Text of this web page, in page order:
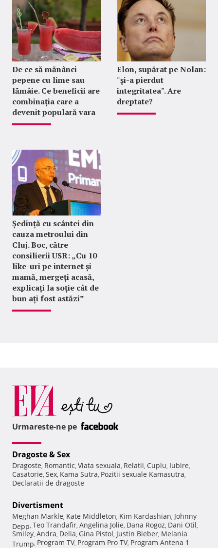
De ce să mănânci
pepene cu lime sau
lămâie. Ce beneficii are
combinația care a
devenit populară vara
Elon, supărat pe Nolan:
"şi-a pierdut
integritatea". Are
dreptate?
Ședință cu scântei din
cauza metroului din
Cluj. Boc, către
consilierii USR: „Cu 10
like-uri pe internet și
mamă, mergeți acasă,
explicați la soție cât de
bun ați fost astăzi”
Urmareste-ne pe
Dragoste & Sex
Dragoste, Romantic, Viata sexuala, Relatii, Cuplu, Iubire,
Casatorie, Sex, Kama Sutra, Pozitii sexuale Kamasutra,
Declaratii de dragoste
Divertisment
Meghan Markle, Kate Middleton, Kim Kardashian, Johnny
Depp, Teo Trandafir, Angelina Jolie, Dana Rogoz, Dani Otil,
Smiley, Andra, Delia, Gina Pistol, Justin Bieber, Melania
Trump, Program TV, Program Pro TV, Program Antena 1